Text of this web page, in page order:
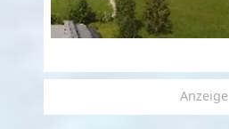
Anzeige